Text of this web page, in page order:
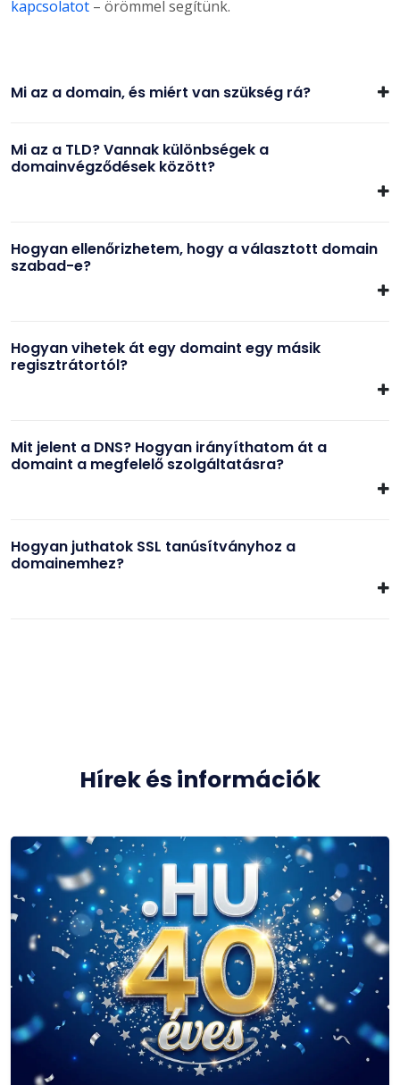
kapcsolatot – örömmel segítünk.
Mi az a domain, és miért van szükség rá?
Mi az a TLD? Vannak különbségek a
domainvégződések között?
Hogyan ellenőrizhetem, hogy a választott domain
szabad-e?
Hogyan vihetek át egy domaint egy másik
regisztrátortól?
Mit jelent a DNS? Hogyan irányíthatom át a
domaint a megfelelő szolgáltatásra?
Hogyan juthatok SSL tanúsítványhoz a
domainemhez?
Hírek és információk